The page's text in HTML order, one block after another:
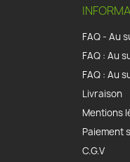
FAQ - Au
FAQ : Au
FAQ : Au
Livraison
Mentions
Paiement
C.G.V